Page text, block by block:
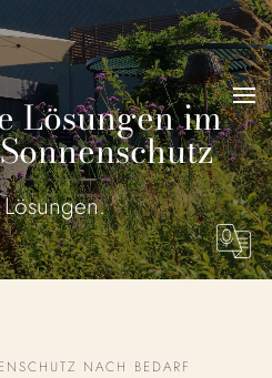
Lösungen im
_
NACH BEDARF